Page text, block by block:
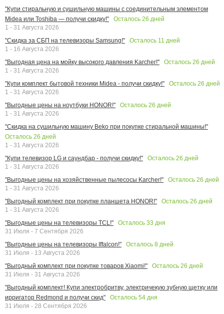
"Купи стиральную и сушильную машины с соединительным элементом
Midea или Toshiba — получи скидку!"
Осталось 26 дней
1 - 31 Августа 2026
"Скидка за СБП на телевизоры Samsung!"
Осталось 11 дней
1 - 16 Августа 2026
"Выгодная цена на мойку высокого давления Karcher!"
Осталось 26 дней
1 - 31 Августа 2026
"Купи комплект бытовой техники Midea - получи скидку!"
Осталось 26 дней
1 - 31 Августа 2026
"Выгодные цены на ноутбуки HONOR!"
Осталось 26 дней
1 - 31 Августа 2026
"Скидка на сушильную машину Beko при покупке стиральной машины!"
Осталось 26 дней
1 - 31 Августа 2026
"Купи телевизор LG и саундбар - получи скидку!"
Осталось 26 дней
1 - 31 Августа 2026
"Выгодные цены на хозяйственные пылесосы Karcher!"
Осталось 26 дней
1 - 31 Августа 2026
"Выгодный комплект при покупке планшета HONOR!"
Осталось 26 дней
1 - 31 Августа 2026
"Выгодные цены на телевизоры TCL!"
Осталось 33 дня
31 Июля - 7 Сентября 2026
"Выгодные цены на телевизоры Iffalcon!"
Осталось 8 дней
31 Июля - 13 Августа 2026
"Выгодный комплект при покупке товаров Xiaomi!"
Осталось 26 дней
31 Июля - 31 Августа 2026
"Выгодный комплект! Купи электробритву, электричекую зубную щетку или
ирригатор Redmond и получи скид"
Осталось 54 дня
31 Июля - 28 Сентября 2026